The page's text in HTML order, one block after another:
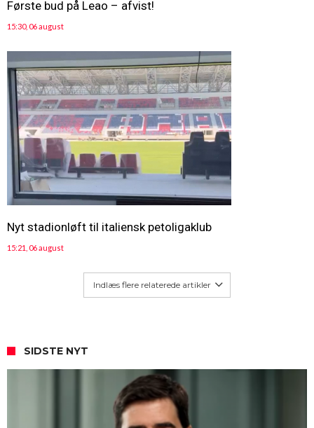
Første bud på Leao – afvist!
15:30, 06 august
Nyt stadionløft til italiensk petoligaklub
15:21, 06 august
Indlæs flere relaterede artikler
SIDSTE NYT